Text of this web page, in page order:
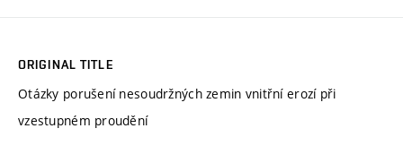
ORIGINAL TITLE
Otázky porušení nesoudržných zemin vnitřní erozí při
vzestupném proudění